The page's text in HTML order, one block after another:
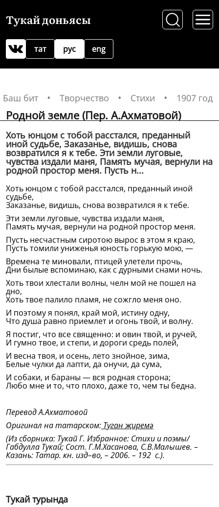
Тукай доньясы
рус
тат eng
Баш бит Творчество Стихи 1907 год
Родной земле (Пер. А.Ахматовой)
Хоть юнцом с тобой расстался, преданный
иной судьбе, Заказанье, видишь, снова
возвратился я к тебе. Эти земли луговые,
чувства издали маня, Память мучая, вернули на
родной простор меня. Пусть н...
Хоть юнцом с тобой расстался, преданный иной
судьбе,
Заказанье, видишь, снова возвратился я к тебе.
Эти земли луговые, чувства издали маня,
Память мучая, вернули на родной простор меня.
Пусть несчастным сиротою вырос в этом я краю,
Пусть томили униженья юность горькую мою, —
Времена те миновали, птицей улетели прочь,
Дни былые вспоминаю, как с дурными снами ночь.
Хоть твои хлестали волны, челн мой не пошел на
дно,
Хоть твое палило пламя, не сожгло меня оно.
И поэтому я понял, край мой, истину одну,
Что душа равно приемлет и огонь твой, и волну.
Я постиг, что все священно: и овин твой, и ручей,
И гумно твое, и степи, и дороги средь полей,
И весна твоя, и осень, лето знойное, зима,
Белые чулки да лапти, да онучи, да сума,
И собаки, и бараны — вся родная сторона;
Любо мне и то, что плохо, даже то, чем ты бедна.
Перевод А.Ахматовой
Оригинал на татарском: Туган җиремә
(Из сборника: Тукай Г. Избранное: Стихи и поэмы/
Габдулла Тукай; Сост. Г.М.Хасанова, С.В.Малышев. –
Казань: Татар. кн. изд–во, – 2006. – 192 с.).
Тукай турында